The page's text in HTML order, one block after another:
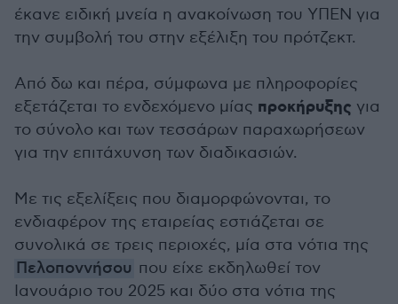
έκανε ειδική μνεία η ανακοίνωση του ΥΠΕΝ για
την συμβολή του στην εξέλιξη του πρότζεκτ.
Από δω και πέρα, σύμφωνα με πληροφορίες
εξετάζεται το ενδεχόμενο μίας προκήρυξης για
το σύνολο και των τεσσάρων παραχωρήσεων
για την επιτάχυνση των διαδικασιών.
Με τις εξελίξεις που διαμορφώνονται, το
ενδιαφέρον της εταιρείας εστιάζεται σε
συνολικά σε τρεις περιοχές, μία στα νότια της
Πελοποννήσου που είχε εκδηλωθεί τον
Ιανουάριο του 2025 και δύο στα νότια της